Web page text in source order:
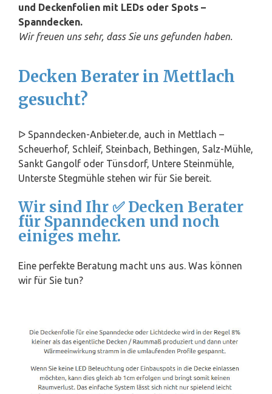
und Deckenfolien mit LEDs oder Spots –
Spanndecken.
Wir freuen uns sehr, dass Sie uns gefunden haben.
Decken Berater in Mettlach
gesucht?
ᐅ Spanndecken-Anbieter.de, auch in Mettlach –
Scheuerhof, Schleif, Steinbach, Bethingen, Salz-Mühle,
Sankt Gangolf oder Tünsdorf, Untere Steinmühle,
Unterste Stegmühle stehen wir für Sie bereit.
Wir sind Ihr ✅ Decken Berater
für Spanndecken und noch
einiges mehr.
Eine perfekte Beratung macht uns aus. Was können
wir für Sie tun?